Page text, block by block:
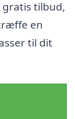
tilbud,
en
til dit